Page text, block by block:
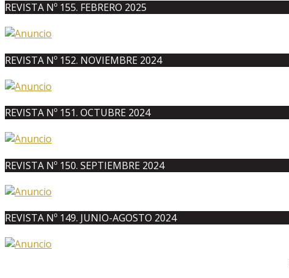
REVISTA Nº 155. FEBRERO 2025
REVISTA Nº 152. NOVIEMBRE 2024
REVISTA Nº 151. OCTUBRE 2024
REVISTA Nº 150. SEPTIEMBRE 2024
REVISTA Nº 149. JUNIO-AGOSTO 2024